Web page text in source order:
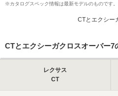
※カタログスペック情報は最新モデルのものです。
CTとエクシー
CTとエクシーガクロスオーバー7
レクサス
CT